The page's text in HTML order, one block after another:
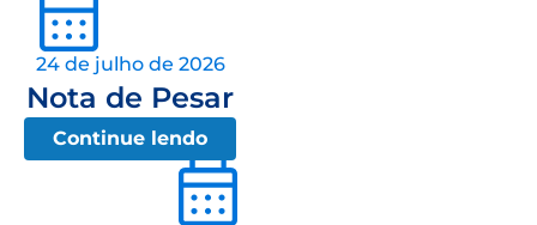
24 de julho de 2026
Nota de Pesar
Continue lendo